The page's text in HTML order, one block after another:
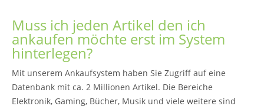
Muss ich jeden Artikel den ich
ankaufen möchte erst im System
hinterlegen?
Mit unserem Ankaufsystem haben Sie Zugriff auf eine
Datenbank mit ca. 2 Millionen Artikel. Die Bereiche
Elektronik, Gaming, Bücher, Musik und viele weitere sind